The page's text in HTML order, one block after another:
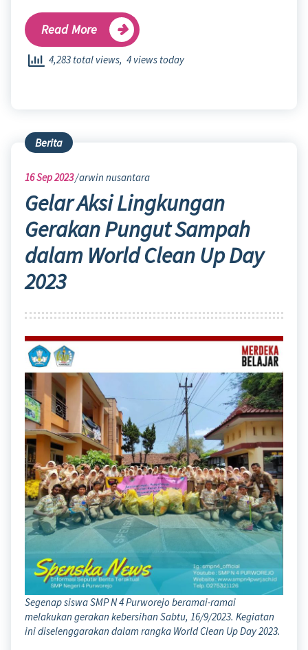
Read More
4,283 total views, 4 views today
Berita
16Sep 2023 arwin nusantara
Gelar Aksi Lingkungan
Gerakan Pungut Sampah
dalam World Clean Up Day
2023
Segenap siswa SMP N 4 Purworejo beramai-ramai
melakukan gerakan kebersihan Sabtu, 16/9/2023. Kegiatan
ini diselenggarakan dalam rangka World Clean Up Day 2023.